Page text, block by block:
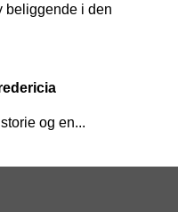
beliggende i den
og en...